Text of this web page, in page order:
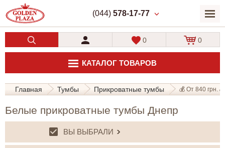
(044) 578-17-77
КАТАЛОГ ТОВАРОВ
0 0
Главная Тумбы Прикроватные тумбы 💰 От 840 грн. 💰
Белые прикроватные тумбы Днепр
ВЫ ВЫБРАЛИ